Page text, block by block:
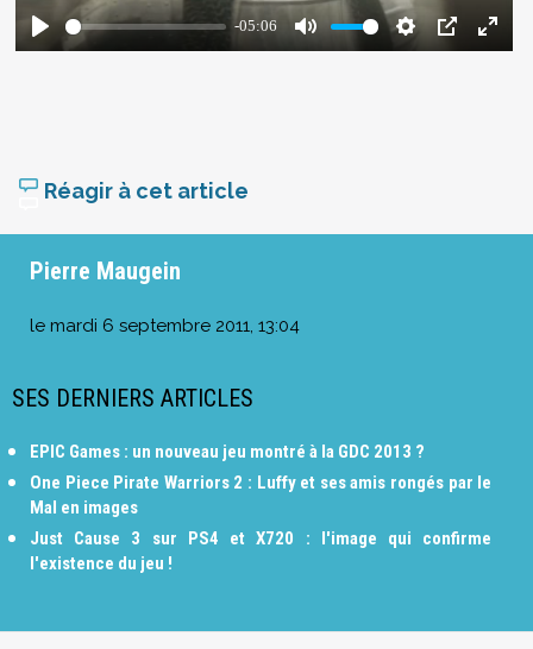
Réagir à cet article
Pierre Maugein
le mardi 6 septembre 2011, 13:04
SES DERNIERS ARTICLES
EPIC Games : un nouveau jeu montré à la GDC 2013 ?
One Piece Pirate Warriors 2 : Luffy et ses amis rongés par le
Mal en images
Just Cause 3 sur PS4 et X720 : l'image qui confirme
l'existence du jeu !